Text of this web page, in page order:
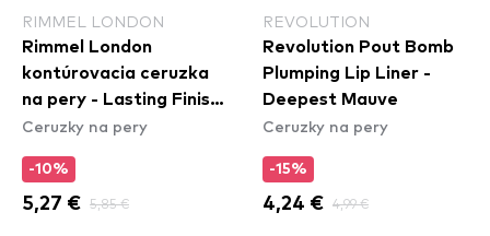
RIMMEL LONDON
Rimmel London
kontúrovacia ceruzka
na pery - Lasting Finish
Lipliner - 705
Ceruzky na pery
-10%
5,27 € 5,85 €
REVOLUTION
Revolution Pout Bomb
Plumping Lip Liner -
Deepest Mauve
Ceruzky na pery
-15%
4,24 € 4,99 €